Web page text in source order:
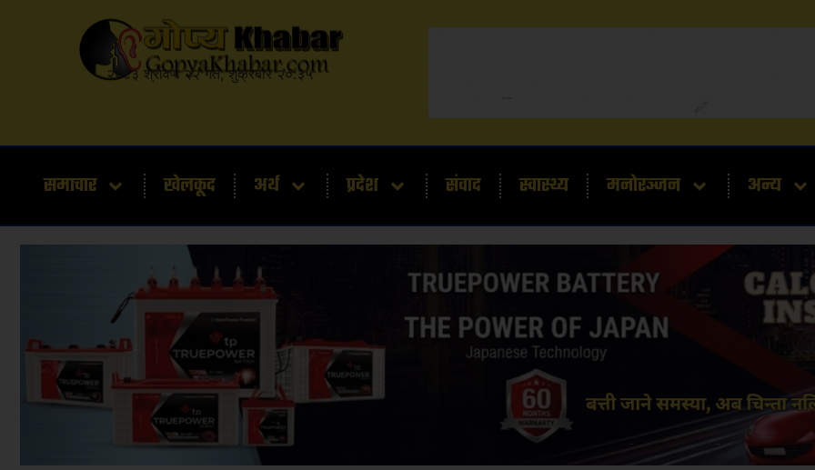
२०८३ श्रावण २२ गते, शुक्रबार २०:३५
समाचार खेलकूद अर्थ प्रदेश संवाद स्वास्थ्य मनोरञ्जन अन्य